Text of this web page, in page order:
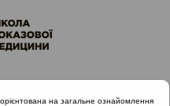
на загальне ознайомлення